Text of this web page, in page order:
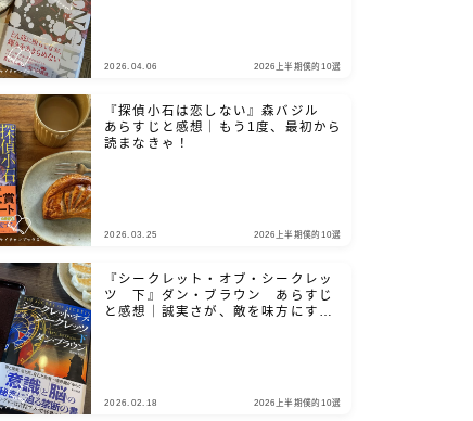
2026.04.06 2026上半期僕的10選
『探偵小石は恋しない』森バジル
あらすじと感想｜もう1度、最初から
読まなきゃ！
2026.03.25 2026上半期僕的10選
『シークレット・オブ・シークレッ
ツ 下』ダン・ブラウン あらすじ
と感想｜誠実さが、敵を味方にする
2026.02.18 2026上半期僕的10選